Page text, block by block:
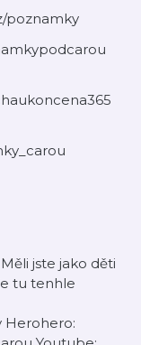
poznamky
jste jako děti
tu tenhle
Herohero: